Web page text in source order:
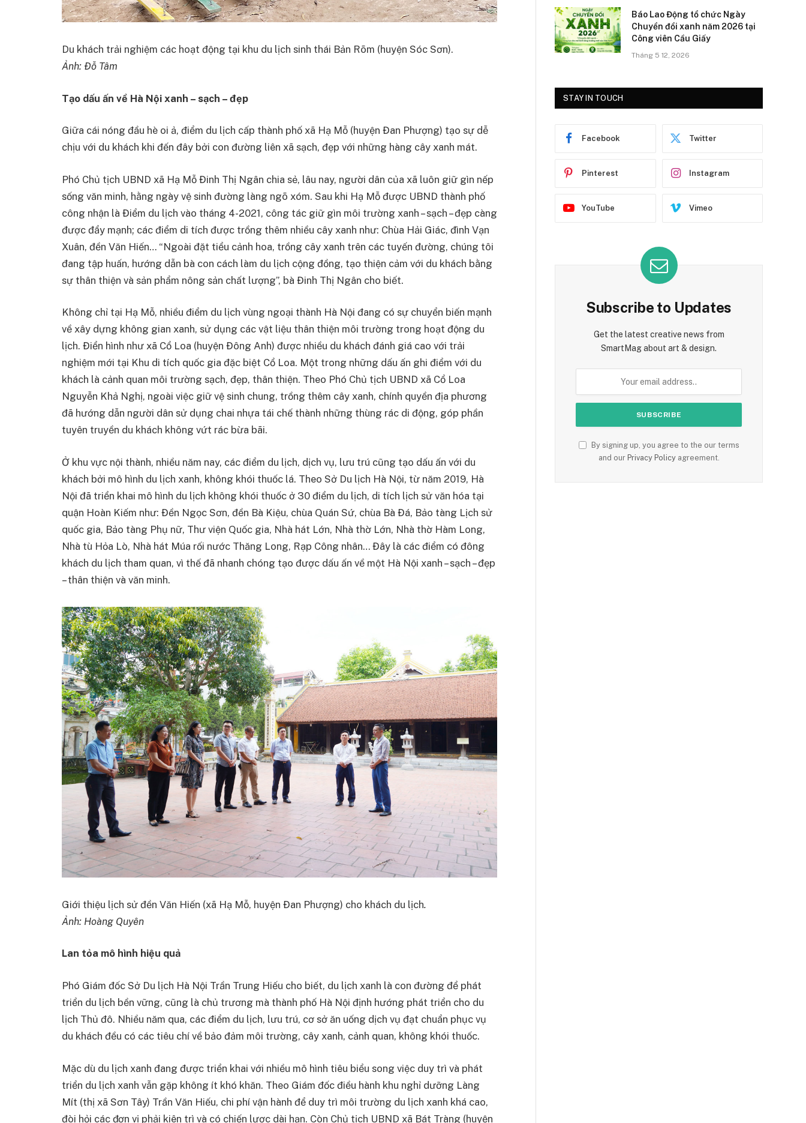
Du khách trải nghiệm các hoạt động tại khu du lịch sinh thái Bản Rõm (huyện Sóc Sơn).
Ảnh: Đỗ Tâm
Tạo dấu ấn về Hà Nội xanh – sạch – đẹp
Giữa cái nóng đầu hè oi ả, điểm du lịch cấp thành phố xã Hạ Mỗ (huyện Đan Phượng) tạo sự dễ
chịu với du khách khi đến đây bởi con đường liên xã sạch, đẹp với những hàng cây xanh mát.
Phó Chủ tịch UBND xã Hạ Mỗ Đinh Thị Ngân chia sẻ, lâu nay, người dân của xã luôn giữ gìn nếp
sống văn minh, hằng ngày vệ sinh đường làng ngõ xóm. Sau khi Hạ Mỗ được UBND thành phố
công nhận là Điểm du lịch vào tháng 4-2021, công tác giữ gìn môi trường xanh – sạch – đẹp càng
được đẩy mạnh; các điểm di tích được trồng thêm nhiều cây xanh như: Chùa Hải Giác, đình Vạn
Xuân, đền Văn Hiến… “Ngoài đặt tiểu cảnh hoa, trồng cây xanh trên các tuyến đường, chúng tôi
đang tập huấn, hướng dẫn bà con cách làm du lịch cộng đồng, tạo thiện cảm với du khách bằng
sự thân thiện và sản phẩm nông sản chất lượng”, bà Đinh Thị Ngân cho biết.
Không chỉ tại Hạ Mỗ, nhiều điểm du lịch vùng ngoại thành Hà Nội đang có sự chuyển biến mạnh
về xây dựng không gian xanh, sử dụng các vật liệu thân thiện môi trường trong hoạt động du
lịch. Điển hình như xã Cổ Loa (huyện Đông Anh) được nhiều du khách đánh giá cao với trải
nghiệm mới tại Khu di tích quốc gia đặc biệt Cổ Loa. Một trong những dấu ấn ghi điểm với du
khách là cảnh quan môi trường sạch, đẹp, thân thiện. Theo Phó Chủ tịch UBND xã Cổ Loa
Nguyễn Khả Nghị, ngoài việc giữ vệ sinh chung, trồng thêm cây xanh, chính quyền địa phương
đã hướng dẫn người dân sử dụng chai nhựa tái chế thành những thùng rác di động, góp phần
tuyên truyền du khách không vứt rác bừa bãi.
Ở khu vực nội thành, nhiều năm nay, các điểm du lịch, dịch vụ, lưu trú cũng tạo dấu ấn với du
khách bởi mô hình du lịch xanh, không khói thuốc lá. Theo Sở Du lịch Hà Nội, từ năm 2019, Hà
Nội đã triển khai mô hình du lịch không khói thuốc ở 30 điểm du lịch, di tích lịch sử văn hóa tại
quận Hoàn Kiếm như: Đền Ngọc Sơn, đền Bà Kiệu, chùa Quán Sứ, chùa Bà Đá, Bảo tàng Lịch sử
quốc gia, Bảo tàng Phụ nữ, Thư viện Quốc gia, Nhà hát Lớn, Nhà thờ Lớn, Nhà thờ Hàm Long,
Nhà tù Hỏa Lò, Nhà hát Múa rối nước Thăng Long, Rạp Công nhân… Đây là các điểm có đông
khách du lịch tham quan, vì thế đã nhanh chóng tạo được dấu ấn về một Hà Nội xanh – sạch – đẹp
– thân thiện và văn minh.
Giới thiệu lịch sử đền Văn Hiến (xã Hạ Mỗ, huyện Đan Phượng) cho khách du lịch.
Ảnh: Hoàng Quyên
Lan tỏa mô hình hiệu quả
Phó Giám đốc Sở Du lịch Hà Nội Trần Trung Hiếu cho biết, du lịch xanh là con đường để phát
triển du lịch bền vững, cũng là chủ trương mà thành phố Hà Nội định hướng phát triển cho du
lịch Thủ đô. Nhiều năm qua, các điểm du lịch, lưu trú, cơ sở ăn uống dịch vụ đạt chuẩn phục vụ
du khách đều có các tiêu chí về bảo đảm môi trường, cây xanh, cảnh quan, không khói thuốc.
Mặc dù du lịch xanh đang được triển khai với nhiều mô hình tiêu biểu song việc duy trì và phát
triển du lịch xanh vẫn gặp không ít khó khăn. Theo Giám đốc điều hành khu nghỉ dưỡng Làng
Mít (thị xã Sơn Tây) Trần Văn Hiếu, chi phí vận hành để duy trì môi trường du lịch xanh khá cao,
đòi hỏi các đơn vị phải kiên trì và có chiến lược dài hạn. Còn Chủ tịch UBND xã Bát Tràng (huyện
Báo Lao Động tổ chức Ngày
Chuyển đổi xanh năm 2026 tại
Công viên Cầu Giấy
Tháng 5 12, 2026
STAY IN TOUCH
Facebook Twitter
Pinterest Instagram
YouTube Vimeo
Subscribe to Updates
Get the latest creative news from
SmartMag about art & design.
By signing up, you agree to the our terms
and our Privacy Policyagreement.